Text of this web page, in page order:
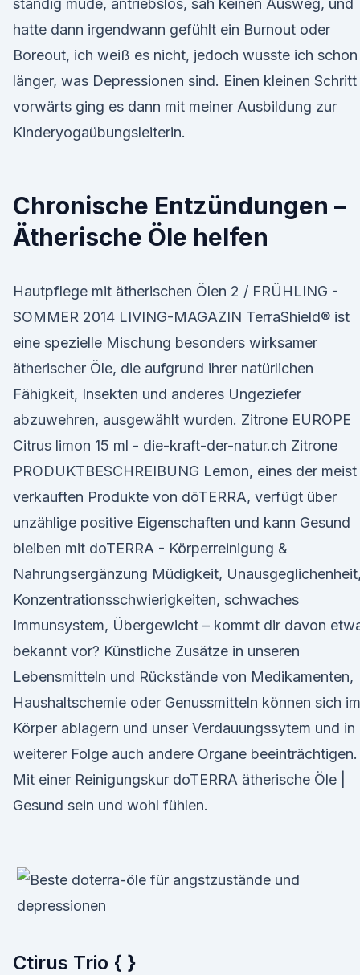
ständig müde, antriebslos, sah keinen Ausweg, und
hatte dann irgendwann gefühlt ein Burnout oder
Boreout, ich weiß es nicht, jedoch wusste ich schon
länger, was Depressionen sind. Einen kleinen Schritt
vorwärts ging es dann mit meiner Ausbildung zur
Kinderyogaübungsleiterin.
Chronische Entzündungen –
Ätherische Öle helfen
Hautpflege mit ätherischen Ölen 2 / FRÜHLING -
SOMMER 2014 LIVING-MAGAZIN TerraShield® ist
eine spezielle Mischung besonders wirksamer
ätherischer Öle, die aufgrund ihrer natürlichen
Fähigkeit, Insekten und anderes Ungeziefer
abzuwehren, ausgewählt wurden. Zitrone EUROPE
Citrus limon 15 ml - die-kraft-der-natur.ch Zitrone
PRODUKTBESCHREIBUNG Lemon, eines der meist
verkauften Produkte von dōTERRA, verfügt über
unzählige positive Eigenschaften und kann Gesund
bleiben mit doTERRA - Körperreinigung &
Nahrungsergänzung Müdigkeit, Unausgeglichenheit,
Konzentrationsschwierigkeiten, schwaches
Immunsystem, Übergewicht – kommt dir davon
bekannt vor? Künstliche Zusätze in unseren
Lebensmitteln und Rückstände von Medikamenten,
Haushaltschemie oder Genussmitteln können sich im
Körper ablagern und unser Verdauungssytem und in
weiterer Folge auch andere Organe beeinträchtigen.
Mit einer Reinigungskur doTERRA ätherische Öle |
Gesund sein und wohl fühlen.
Ctirus Trio { }